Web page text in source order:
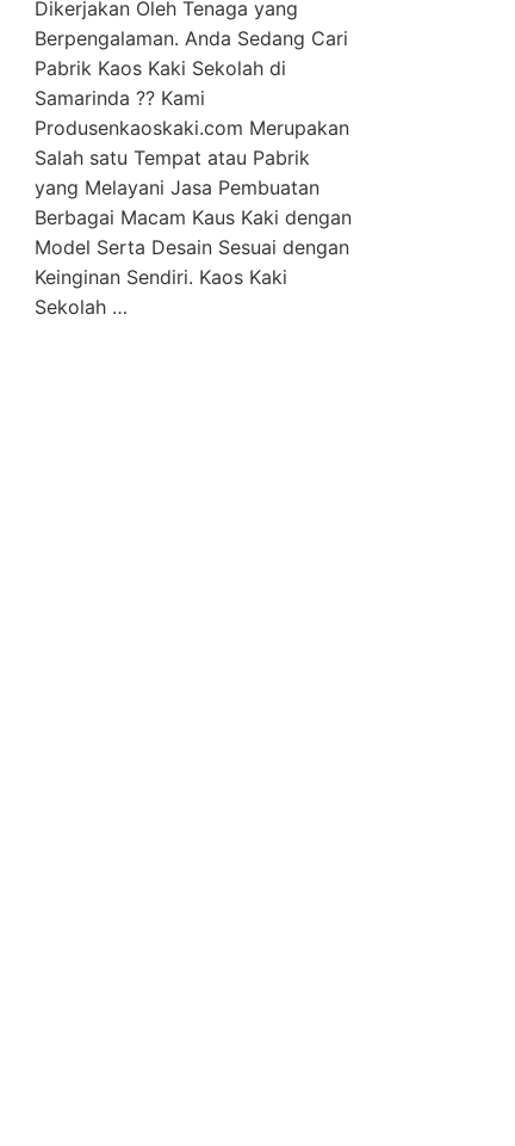
Dikerjakan Oleh Tenaga yang
Berpengalaman. Anda Sedang Cari
Pabrik Kaos Kaki Sekolah di
Samarinda ?? Kami
Produsenkaoskaki.com Merupakan
Salah satu Tempat atau Pabrik
yang Melayani Jasa Pembuatan
Berbagai Macam Kaus Kaki dengan
Model Serta Desain Sesuai dengan
Keinginan Sendiri. Kaos Kaki
Sekolah …